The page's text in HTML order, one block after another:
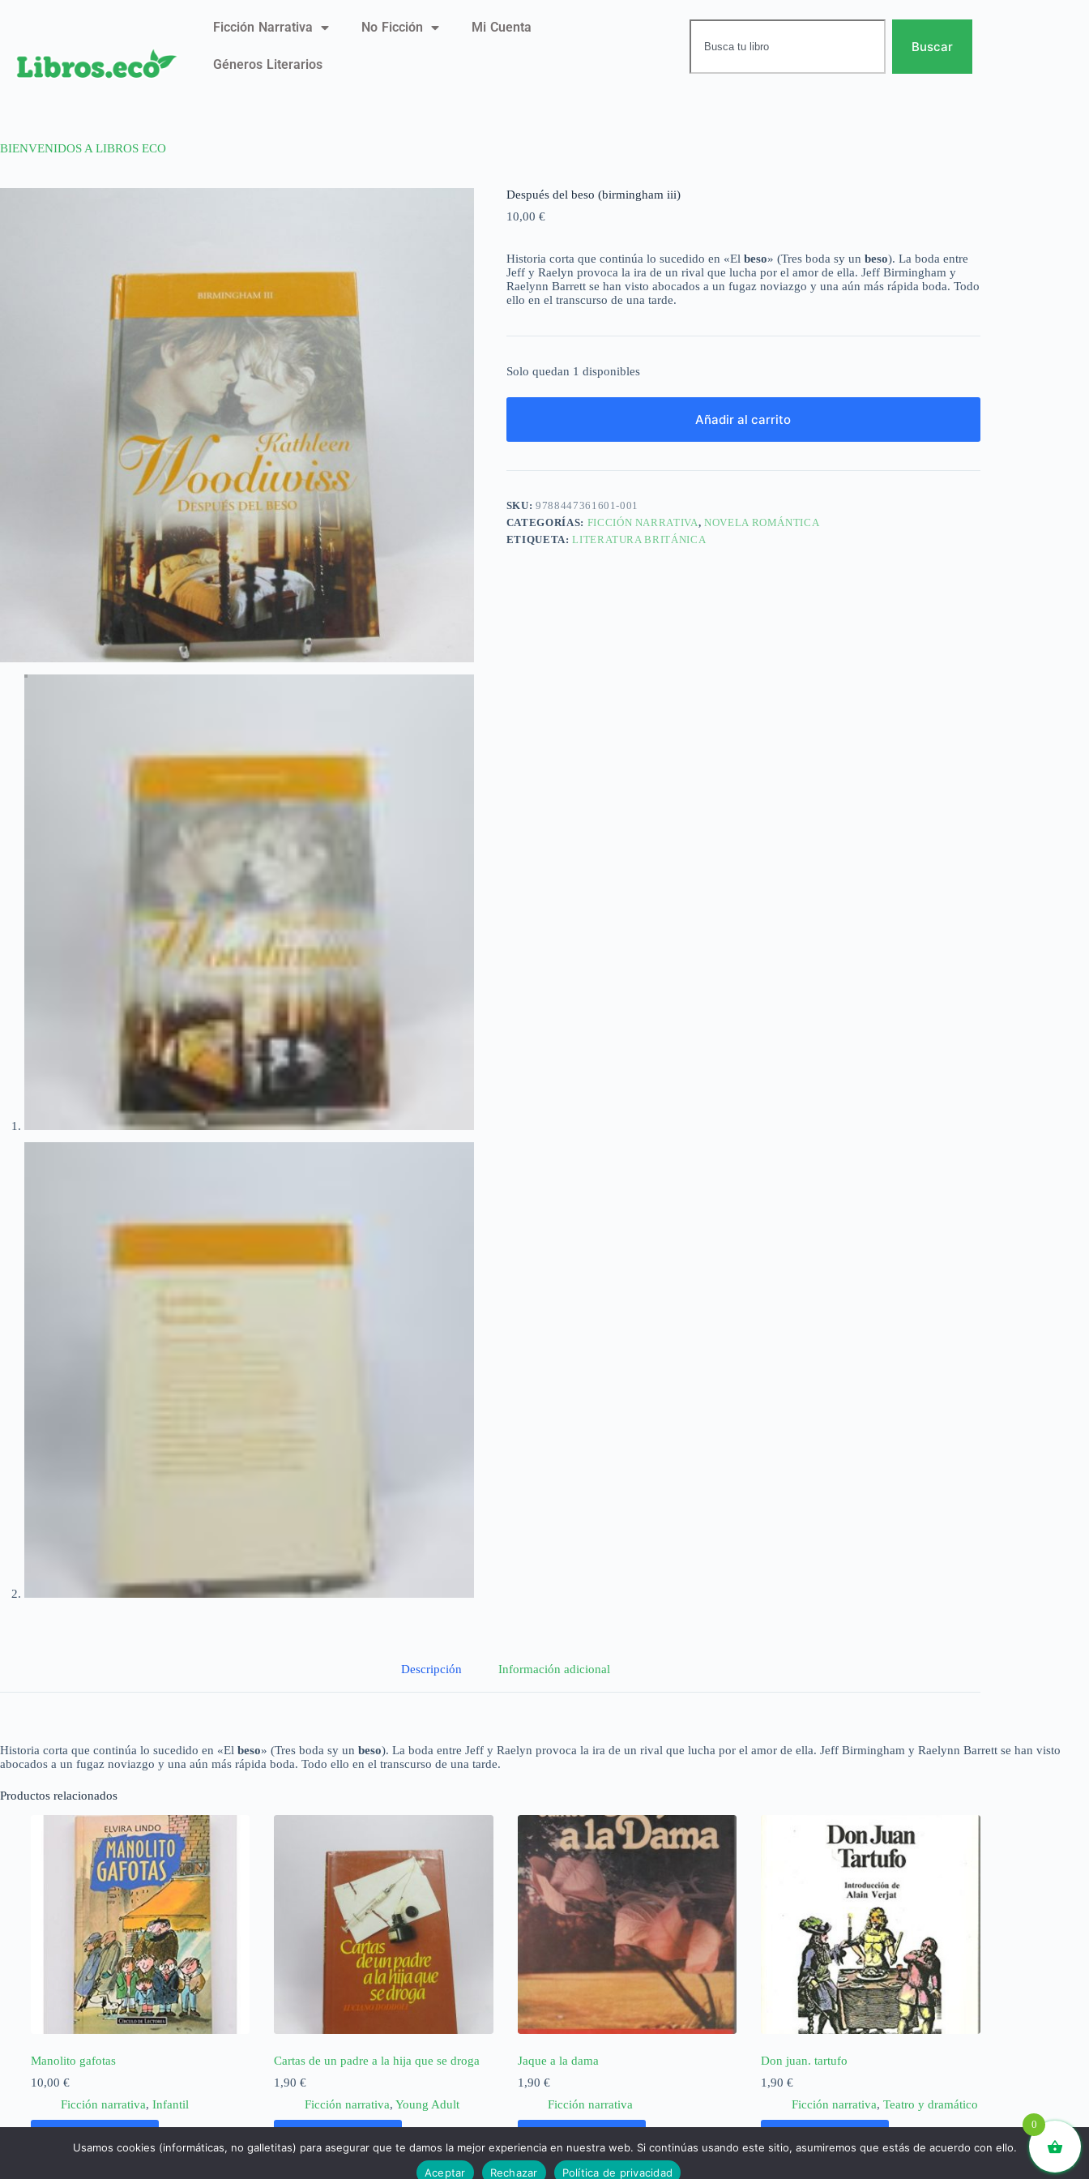
Ficción Narrativa No Ficción Mi Cuenta
Géneros Literarios
Buscar
BIENVENIDOS A LIBROS ECO
Después del beso (birmingham iii)
10,00 €
Historia corta que continúa lo sucedido en «El beso» (Tres boda sy un beso). La boda entre
Jeff y Raelyn provoca la ira de un rival que lucha por el amor de ella. Jeff Birmingham y
Raelynn Barrett se han visto abocados a un fugaz noviazgo y una aún más rápida boda. Todo
ello en el transcurso de una tarde.
Solo quedan 1 disponibles
Añadir al carrito
SKU:9788447361601-001
CATEGORÍAS: FICCIÓN NARRATIVA, NOVELA ROMÁNTICA
ETIQUETA:LITERATURA BRITÁNICA
Descripción Información adicional
Historia corta que continúa lo sucedido en «El beso» (Tres boda sy un beso). La boda entre Jeff y Raelyn provoca la ira de un rival que lucha por el amor de ella. Jeff Birmingham y Raelynn Barrett se han visto
abocados a un fugaz noviazgo y una aún más rápida boda. Todo ello en el transcurso de una tarde.
Productos relacionados
Manolito gafotas
10,00 €
Ficción narrativa, Infantil
Cartas de un padre a la hija que se droga
1,90€
Ficción narrativa, Young Adult
Jaque a la dama
1,90 €
Ficción narrativa
Don juan. tartufo
1,90€
Ficción narrativa, Teatro y dramático
0
Usamos cookies (informáticas, no galletitas) para asegurar que te damos la mejor experiencia en nuestra web. Si continúas usando este sitio, asumiremos que estás de acuerdo con ello.
Aceptar
Rechazar Política de privacidad